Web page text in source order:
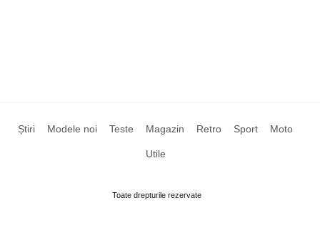
Știri Modele noi Teste Magazin Retro Sport Moto
Utile
Toate drepturile rezervate